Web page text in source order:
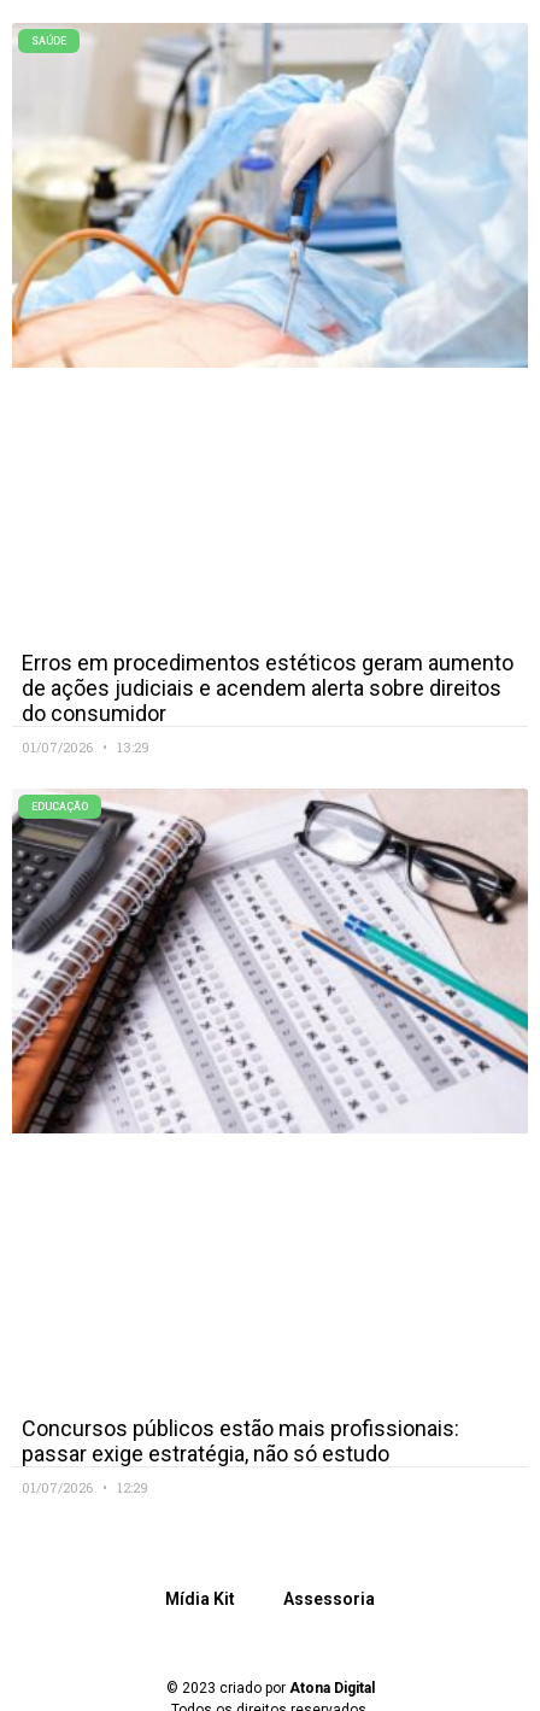
SAÚDE
Erros em procedimentos estéticos geram aumento
de ações judiciais e acendem alerta sobre direitos
do consumidor
01/07/2026 13:29
EDUCAÇÃO
Concursos públicos estão mais profissionais:
passar exige estratégia, não só estudo
01/07/2026 12:29
Mídia Kit Assessoria
© 2023 criado por Atona Digital